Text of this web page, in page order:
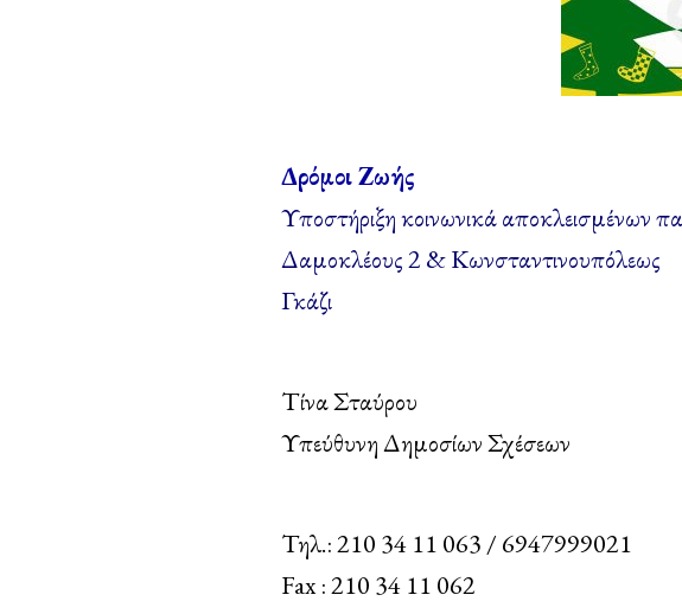
Δρόμοι Ζωής
Υποστήριξη κοινωνικά αποκλεισμένων
Δαμοκλέους 2 & Κωνσταντινουπόλεως
Γκάζι
Τίνα Σταύρου
Υπεύθυνη Δημοσίων Σχέσεων
Τηλ.: 210 34 11 063 / 6947999021
Fax : 210 34 11 062